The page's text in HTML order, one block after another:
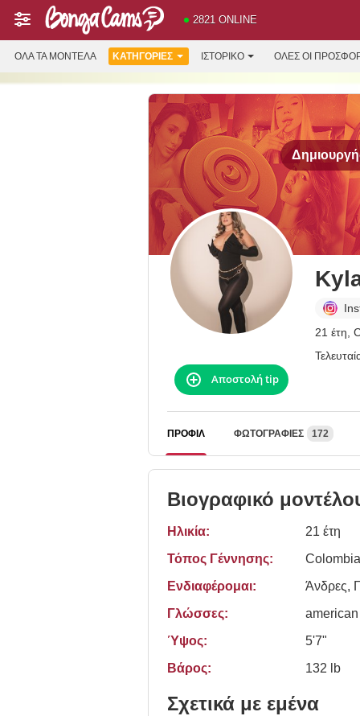
2821 ONLINE
ΌΛΑ ΤΑ ΜΟΝΤΈΛΑ ΚΑΤΗΓΟΡΊΕΣ ΙΣΤΟΡΙΚΌ ΟΛΕΣ ΟΙ
21 έτη,
Αποστολή tip
ΠΡΟΦΊΛ ΦΩΤΟΓΡΑΦΊΕΣ 172
Βιογραφικό
Ηλικία:
21 έτη
Τόπος Γέννησης:
Ενδιαφέρομαι:
Άνδρες,
Γλώσσες:
american
Ύψος:
5'7"
Βάρος:
132 lb
Σχετικά με εμένα